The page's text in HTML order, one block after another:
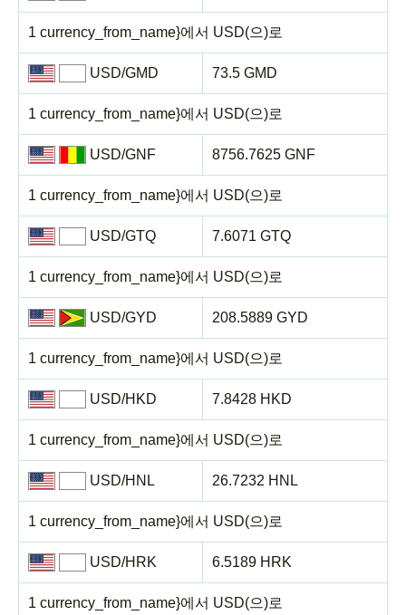
1 currency_from_name}에서 USD(으)로
USD/GMD
1 currency_from_name}에서 USD(으)로
73.5 GMD
USD/GNF
1 currency_from_name}에서 USD(으)로
8756.7625 GNF
USD/GTQ
1 currency_from_name}에서 USD(으)로
7.6071 GTQ
USD/GYD
1 currency_from_name}에서 USD(으)로
208.5889 GYD
USD/HKD
1 currency_from_name}에서 USD(으)로
7.8428 HKD
USD/HNL
1 currency_from_name}에서 USD(으)로
26.7232 HNL
USD/HRK
1 currency_from_name}에서 USD(으)로
6.5189 HRK